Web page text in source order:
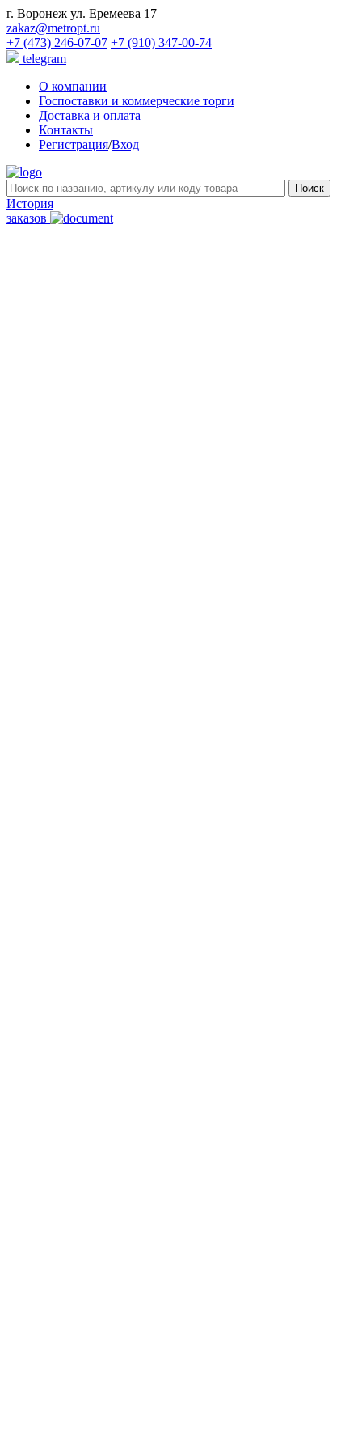
г. Воронеж ул. Еремеева 17
zakaz@metropt.ru
+7 (473) 246-07-07 +7 (910) 347-00-74
telegram
О компании
Госпоставки и коммерческие торги
Доставка и оплата
Контакты
Регистрация/Вход
История
заказов